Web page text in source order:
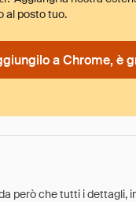
al posto tuo.
a Chrome, è
però che tutti i dettagli,